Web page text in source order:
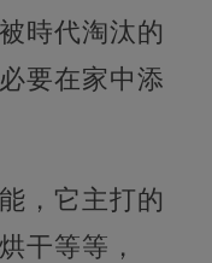
時代淘汰的
要在家中添
，它主打的
干等等，